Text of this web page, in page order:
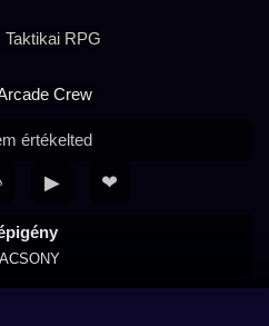
Taktikai RPG
Crew
értékelted
▶ ❤